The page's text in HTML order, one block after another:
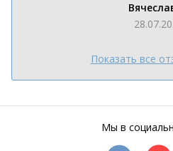
Показать все
Мы в